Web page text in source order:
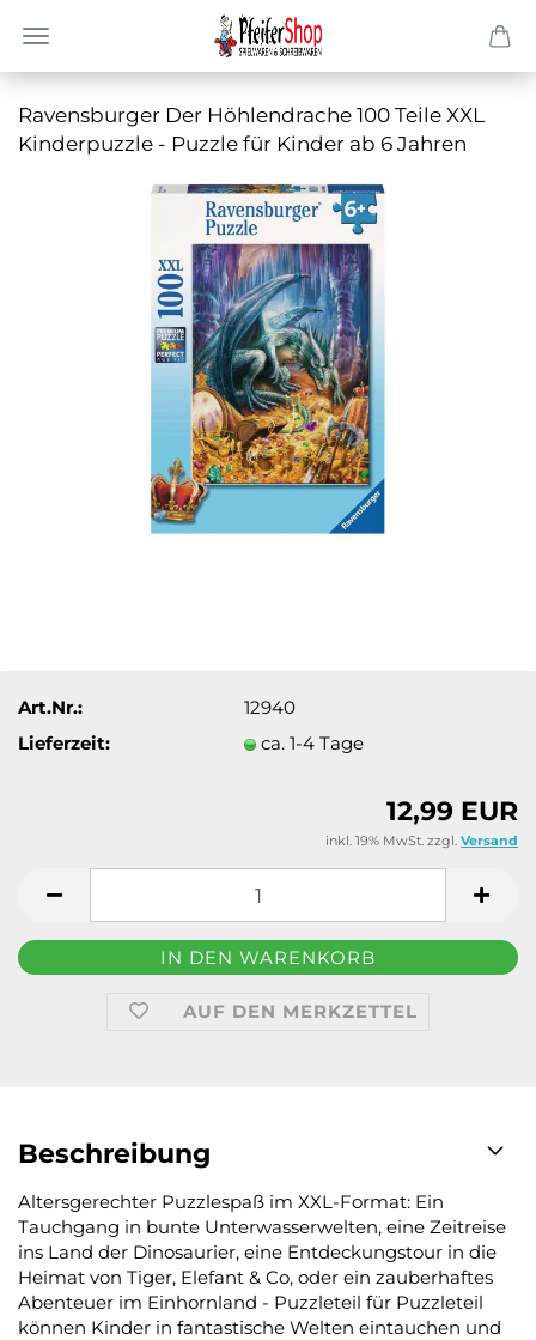
Ra­vens­bur­ger Der Höh­len­dra­che 100 Teile XXL
Kin­der­puz­zle - Puz­zle für Kin­der ab 6 Jah­ren
Art.Nr.:
12940
Lieferzeit:
ca. 1-4 Tage
12,99 EUR
inkl. 19% MwSt. zzgl. Versand
AUF DEN MERKZETTEL
Beschreibung
Altersgerechter Puzzlespaß im XXL-Format: Ein
Tauchgang in bunte Unterwasserwelten, eine Zeitreise
ins Land der Dinosaurier, eine Entdeckungstour in die
Heimat von Tiger, Elefant & Co, oder ein zauberhaftes
Abenteuer im Einhornland - Puzzleteil für Puzzleteil
können Kinder in fantastische Welten eintauchen und